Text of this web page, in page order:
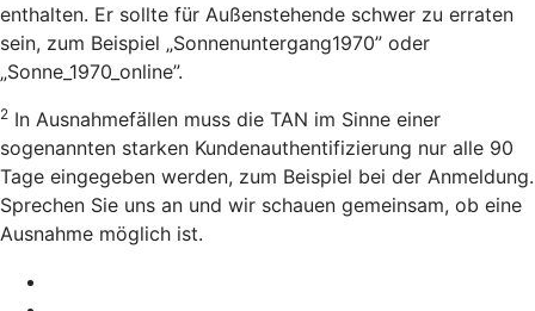
enthalten. Er sollte für Außenstehende schwer zu erraten
sein, zum Beispiel „Sonnenuntergang1970” oder
„Sonne_1970_online”.
2 In Ausnahmefällen muss die TAN im Sinne einer
sogenannten starken Kundenauthentifizierung nur alle 90
Tage eingegeben werden, zum Beispiel bei der Anmeldung.
Sprechen Sie uns an und wir schauen gemeinsam, ob eine
Ausnahme möglich ist.